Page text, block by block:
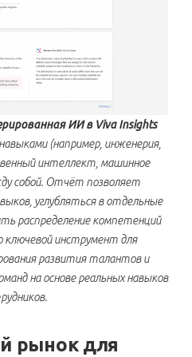
ИИ в Viva Insights
(например, инженерия,
интеллект, машинное
собой. Отчёт позволяет
углубляться в отдельные
распределение компетенций
ключевой инструмент для
развития талантов и
на основе реальных навыков
рынок для